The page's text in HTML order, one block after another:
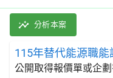
115年替代能源職能課
採購類別：勞務類 教
分析本案
115年替代能源職能
公開取得報價單或企